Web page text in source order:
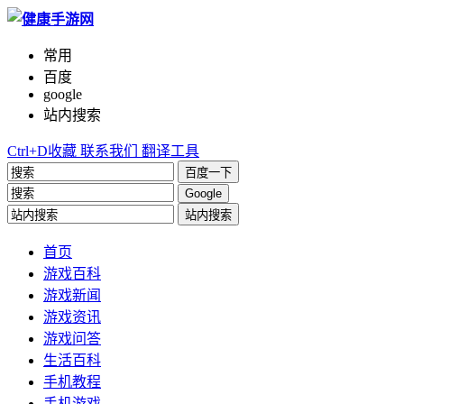
常用
百度
google
站内搜索
Ctrl+D收藏 联系我们 翻译工具
百度一下
Google
站内搜索
首页
游戏百科
游戏新闻
游戏资讯
游戏问答
生活百科
手机教程